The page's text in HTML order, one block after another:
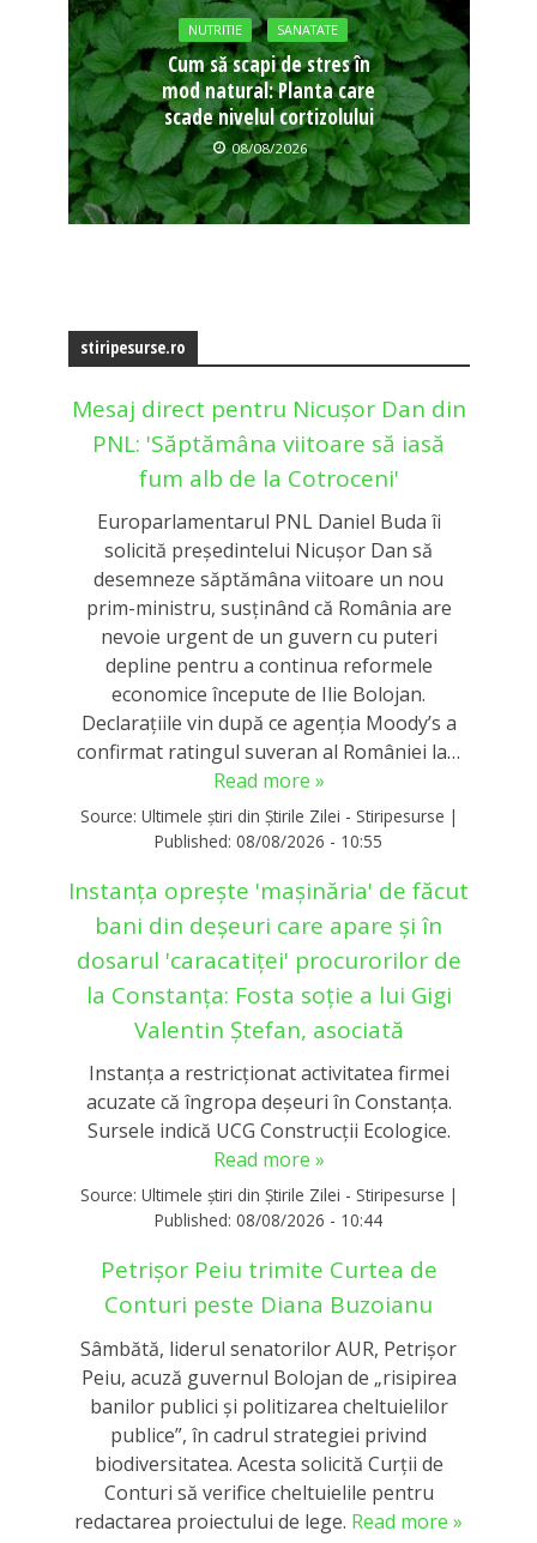
NUTRITIE SANATATE
Cum să scapi de stres în
mod natural: Planta care
scade nivelul cortizolului
08/08/2026
stiripesurse.ro
Mesaj direct pentru Nicușor Dan din
PNL: 'Săptămâna viitoare să iasă
fum alb de la Cotroceni'
Europarlamentarul PNL Daniel Buda îi
solicită președintelui Nicușor Dan să
desemneze săptămâna viitoare un nou
prim-ministru, susținând că România are
nevoie urgent de un guvern cu puteri
depline pentru a continua reformele
economice începute de Ilie Bolojan.
Declarațiile vin după ce agenția Moody’s a
confirmat ratingul suveran al României la…
Read more »
Source: Ultimele știri din Știrile Zilei - Stiripesurse |
Published: 08/08/2026 - 10:55
Instanța oprește 'mașinăria' de făcut
bani din deșeuri care apare și în
dosarul 'caracatiței' procurorilor de
la Constanța: Fosta soție a lui Gigi
Valentin Ștefan, asociată
Instanța a restricționat activitatea firmei
acuzate că îngropa deșeuri în Constanța.
Sursele indică UCG Construcții Ecologice.
Read more »
Source: Ultimele știri din Știrile Zilei - Stiripesurse |
Published: 08/08/2026 - 10:44
Petrișor Peiu trimite Curtea de
Conturi peste Diana Buzoianu
Sâmbătă, liderul senatorilor AUR, Petrișor
Peiu, acuză guvernul Bolojan de „risipirea
banilor publici și politizarea cheltuielilor
publice”, în cadrul strategiei privind
biodiversitatea. Acesta solicită Curții de
Conturi să verifice cheltuielile pentru
redactarea proiectului de lege. Read more »